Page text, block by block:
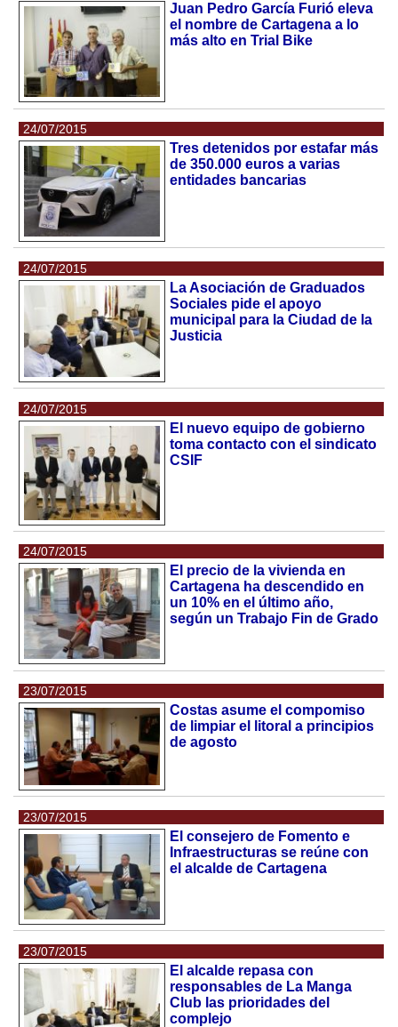
Juan Pedro García Furió eleva
el nombre de Cartagena a lo
más alto en Trial Bike
24/07/2015
Tres detenidos por estafar más
de 350.000 euros a varias
entidades bancarias
24/07/2015
La Asociación de Graduados
Sociales pide el apoyo
municipal para la Ciudad de la
Justicia
24/07/2015
El nuevo equipo de gobierno
toma contacto con el sindicato
CSIF
24/07/2015
El precio de la vivienda en
Cartagena ha descendido en
un 10% en el último año,
según un Trabajo Fin de Grado
23/07/2015
Costas asume el compomiso
de limpiar el litoral a principios
de agosto
23/07/2015
El consejero de Fomento e
Infraestructuras se reúne con
el alcalde de Cartagena
23/07/2015
El alcalde repasa con
responsables de La Manga
Club las prioridades del
complejo